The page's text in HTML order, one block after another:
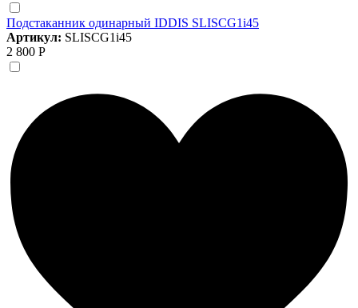
Подстаканник одинарный IDDIS SLISCG1i45
Артикул: SLISCG1i45
2 800 Р